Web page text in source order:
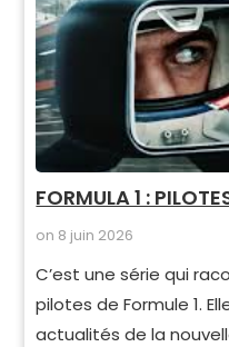
FORMULA 1 :
on 8 juin 2026
C’est une série qui
pilotes de Formule 1.
actualités de la